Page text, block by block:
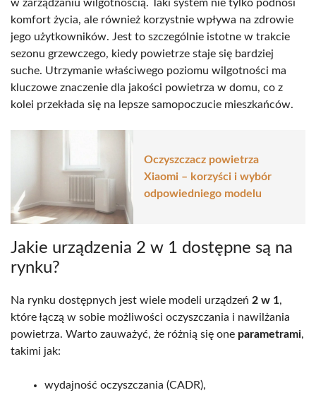
w zarządzaniu wilgotnością. Taki system nie tylko podnosi
komfort życia, ale również korzystnie wpływa na zdrowie
jego użytkowników. Jest to szczególnie istotne w trakcie
sezonu grzewczego, kiedy powietrze staje się bardziej
suche. Utrzymanie właściwego poziomu wilgotności ma
kluczowe znaczenie dla jakości powietrza w domu, co z
kolei przekłada się na lepsze samopoczucie mieszkańców.
Oczyszczacz powietrza
Xiaomi – korzyści i wybór
odpowiedniego modelu
Jakie urządzenia 2 w 1 dostępne są na
rynku?
Na rynku dostępnych jest wiele modeli urządzeń 2 w 1,
które łączą w sobie możliwości oczyszczania i nawilżania
powietrza. Warto zauważyć, że różnią się one parametrami,
takimi jak:
wydajność oczyszczania (CADR),